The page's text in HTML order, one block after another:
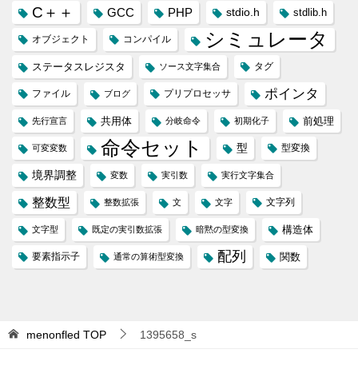
C＋＋ GCC PHP stdio.h stdlib.h
オブジェクト コンパイル シミュレータ
ステータスレジスタ ソース文字集合 タグ
ファイル ブログ プリプロセッサ ポインタ
先行宣言 共用体 分岐命令 初期化子 前処理
可変変数 命令セット 型 型変換
境界調整 変数 実引数 実行文字集合
整数型 整数拡張 文 文字 文字列
文字型 既定の実引数拡張 暗黙の型変換 構造体
要素指示子 通常の算術型変換 配列 関数
menonfled TOP 1395658_s